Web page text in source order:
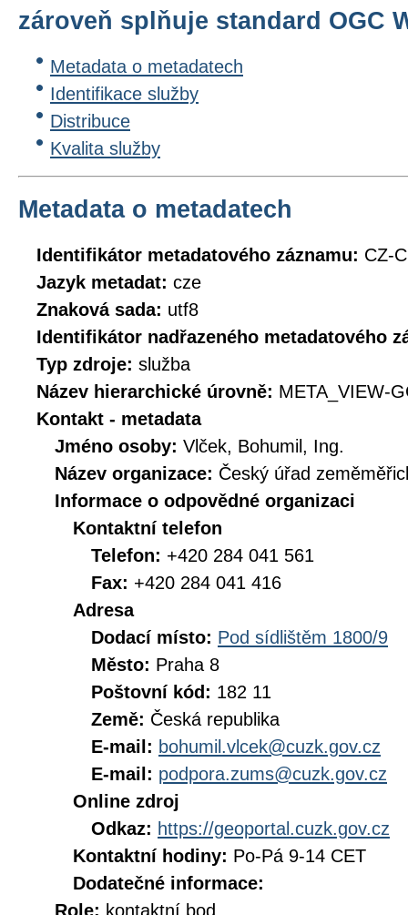
zároveň splňuje standard OGC
Metadata o metadatech
Identifikace služby
Distribuce
Kvalita služby
Metadata o metadatech
Identifikátor metadatového záznamu: CZ-
Jazyk metadat: cze
Znaková sada: utf8
Identifikátor nadřazeného metadatového
Typ zdroje: služba
Název hierarchické úrovně: META_VIEW-
Kontakt - metadata
Jméno osoby: Vlček, Bohumil, Ing.
Název organizace: Český úřad
Informace o odpovědné organizaci
Kontaktní telefon
Telefon: +420 284 041 561
Fax: +420 284 041 416
Adresa
Dodací místo: Pod sídlištěm 1800/9
Město: Praha 8
Poštovní kód: 182 11
Země: Česká republika
E-mail: bohumil.vlcek@cuzk.gov.cz
E-mail: podpora.zums@cuzk.gov.cz
Online zdroj
Odkaz: https://geoportal.cuzk.gov.cz
Kontaktní hodiny: Po-Pá 9-14 CET
Dodatečné informace:
Role: kontaktní bod